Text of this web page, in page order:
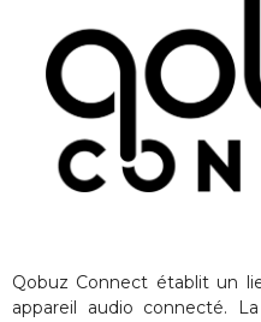
Qobuz Connect établit un
appareil audio connecté.